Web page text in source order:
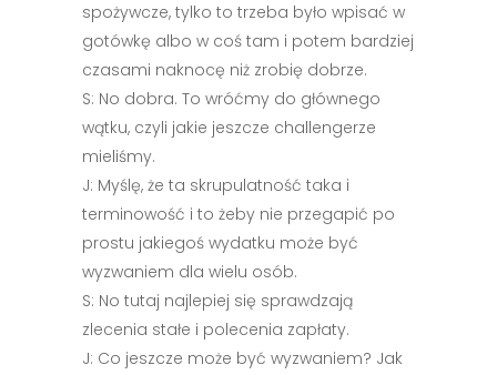
spożywcze, tylko to trzeba było wpisać w
gotówkę albo w coś tam i potem bardziej
czasami naknocę niż zrobię dobrze.
S: No dobra. To wróćmy do głównego
wątku, czyli jakie jeszcze challengerze
mieliśmy.
J: Myślę, że ta skrupulatność taka i
terminowość i to żeby nie przegapić po
prostu jakiegoś wydatku może być
wyzwaniem dla wielu osób.
S: No tutaj najlepiej się sprawdzają
zlecenia stałe i polecenia zapłaty.
J: Co jeszcze może być wyzwaniem? Jak